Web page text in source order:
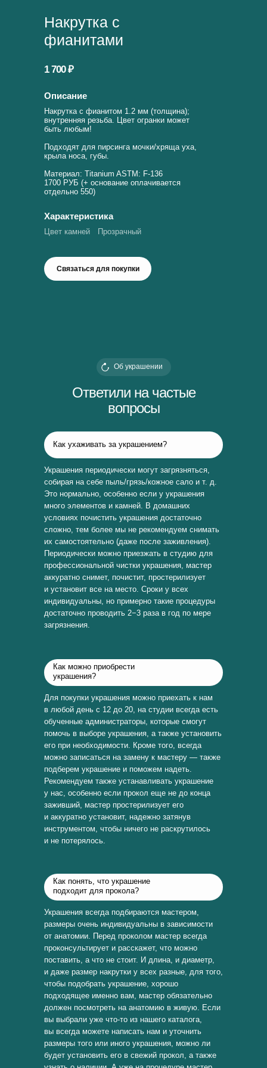
Связаться для покупки
Накрутка с
фианитами
Описание
Характеристика
Накрутка с фианитом 1.2 мм (толщина);
внутренняя резьба. Цвет огранки может
быть любым!
Подходят для пирсинга мочки/хряща уха,
крыла носа, губы.
Материал: Titanium ASTM: F-136
1700 РУБ (+ основание оплачивается
отдельно 550)
Прозрачный
Цвет камней
1 700 ₽
Ответили на частые
вопросы
Об украшении
Как ухаживать за украшением?
Украшения периодически могут загрязняться,
собирая на себе пыль/грязь/кожное сало и т. д.
Это нормально, особенно если у украшения
много элементов и камней. В домашних
условиях почистить украшения достаточно
сложно, тем более мы не рекомендуем снимать
их самостоятельно (даже после заживления).
Периодически можно приезжать в студию для
профессиональной чистки украшения, мастер
аккуратно снимет, почистит, простерилизует
и установит все на место. Сроки у всех
индивидуальны, но примерно такие процедуры
достаточно проводить 2−3 раза в год по мере
загрязнения.
Как можно приобрести
украшения?
Для покупки украшения можно приехать к нам
в любой день с 12 до 20, на студии всегда есть
обученные администраторы, которые смогут
помочь в выборе украшения, а также установить
его при необходимости. Кроме того, всегда
можно записаться на замену к мастеру — также
подберем украшение и поможем надеть.
Рекомендуем также устанавливать украшение
у нас, особенно если прокол еще не до конца
заживший, мастер простерилизует его
и аккуратно установит, надежно затянув
инструментом, чтобы ничего не раскрутилось
и не потерялось.
Как понять, что украшение
подходит для прокола?
Украшения всегда подбираются мастером,
размеры очень индивидуальны в зависимости
от анатомии. Перед проколом мастер всегда
проконсультирует и расскажет, что можно
поставить, а что не стоит. И длина, и диаметр,
и даже размер накрутки у всех разные, для того,
чтобы подобрать украшение, хорошо
подходящее именно вам, мастер обязательно
должен посмотреть на анатомию в живую. Если
вы выбрали уже что-то из нашего каталога,
вы всегда можете написать нам и уточнить
размеры того или иного украшения, можно ли
будет установить его в свежий прокол, а также